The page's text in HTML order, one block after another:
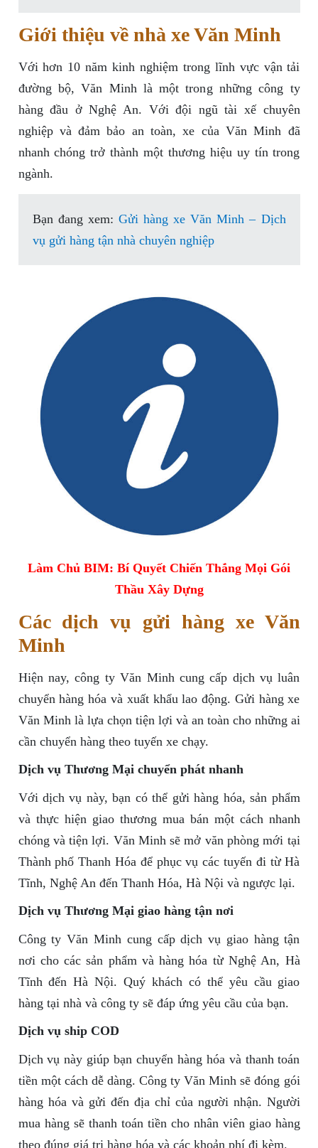
Giới thiệu về nhà xe Văn Minh
Với hơn 10 năm kinh nghiệm trong lĩnh vực vận tải
đường bộ, Văn Minh là một trong những công ty
hàng đầu ở Nghệ An. Với đội ngũ tài xế chuyên
nghiệp và đảm bảo an toàn, xe của Văn Minh đã
nhanh chóng trở thành một thương hiệu uy tín trong
ngành.
Bạn đang xem: Gửi hàng xe Văn Minh – Dịch
vụ gửi hàng tận nhà chuyên nghiệp
Làm Chủ BIM: Bí Quyết Chiến Thắng Mọi Gói
Thầu Xây Dựng
Các dịch vụ gửi hàng xe Văn
Minh
Hiện nay, công ty Văn Minh cung cấp dịch vụ luân
chuyển hàng hóa và xuất khẩu lao động. Gửi hàng xe
Văn Minh là lựa chọn tiện lợi và an toàn cho những ai
cần chuyển hàng theo tuyến xe chạy.
Dịch vụ Thương Mại chuyển phát nhanh
Với dịch vụ này, bạn có thể gửi hàng hóa, sản phẩm
và thực hiện giao thương mua bán một cách nhanh
chóng và tiện lợi. Văn Minh sẽ mở văn phòng mới tại
Thành phố Thanh Hóa để phục vụ các tuyến đi từ Hà
Tĩnh, Nghệ An đến Thanh Hóa, Hà Nội và ngược lại.
Dịch vụ Thương Mại giao hàng tận nơi
Công ty Văn Minh cung cấp dịch vụ giao hàng tận
nơi cho các sản phẩm và hàng hóa từ Nghệ An, Hà
Tĩnh đến Hà Nội. Quý khách có thể yêu cầu giao
hàng tại nhà và công ty sẽ đáp ứng yêu cầu của bạn.
Dịch vụ ship COD
Dịch vụ này giúp bạn chuyển hàng hóa và thanh toán
tiền một cách dễ dàng. Công ty Văn Minh sẽ đóng gói
hàng hóa và gửi đến địa chỉ của người nhận. Người
mua hàng sẽ thanh toán tiền cho nhân viên giao hàng
theo đúng giá trị hàng hóa và các khoản phí đi kèm.